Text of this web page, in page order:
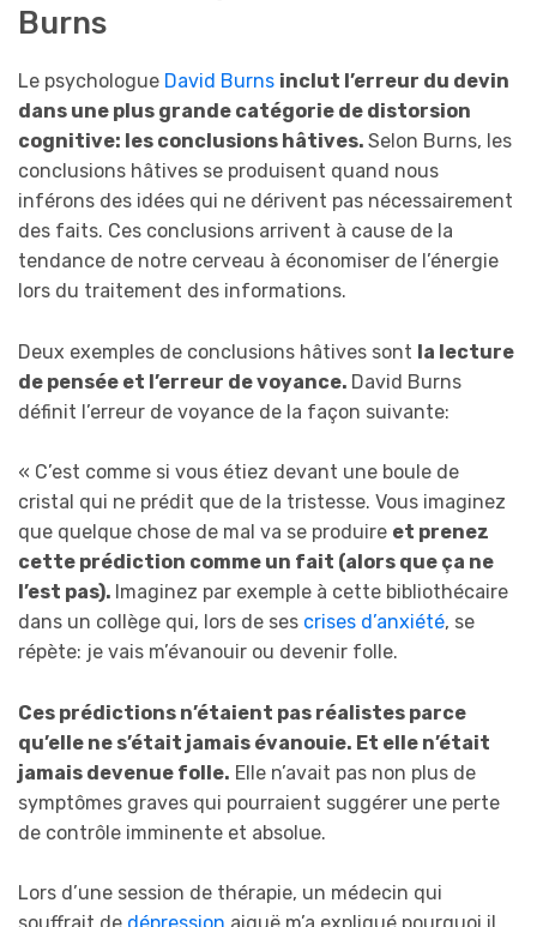
Burns
Le psychologue David Burns inclut l’erreur du devin
dans une plus grande catégorie de distorsion
cognitive: les conclusions hâtives. Selon Burns, les
conclusions hâtives se produisent quand nous
inférons des idées qui ne dérivent pas nécessairement
des faits. Ces conclusions arrivent à cause de la
tendance de notre cerveau à économiser de l’énergie
lors du traitement des informations.
Deux exemples de conclusions hâtives sont la lecture
de pensée et l’erreur de voyance. David Burns
définit l’erreur de voyance de la façon suivante:
« C’est comme si vous étiez devant une boule de
cristal qui ne prédit que de la tristesse. Vous imaginez
que quelque chose de mal va se produire et prenez
cette prédiction comme un fait (alors que ça ne
l’est pas). Imaginez par exemple à cette bibliothécaire
dans un collège qui, lors de ses crises d’anxiété, se
répète: je vais m’évanouir ou devenir folle.
Ces prédictions n’étaient pas réalistes parce
qu’elle ne s’était jamais évanouie. Et elle n’était
jamais devenue folle. Elle n’avait pas non plus de
symptômes graves qui pourraient suggérer une perte
de contrôle imminente et absolue.
Lors d’une session de thérapie, un médecin qui